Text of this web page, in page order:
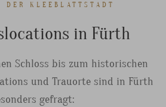
KLEEBLATTSTADT
in Fürth
Schloss bis zum historischen
und Trauorte sind in Fürth
gefragt: